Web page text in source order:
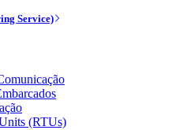
Service)
(RTUs)